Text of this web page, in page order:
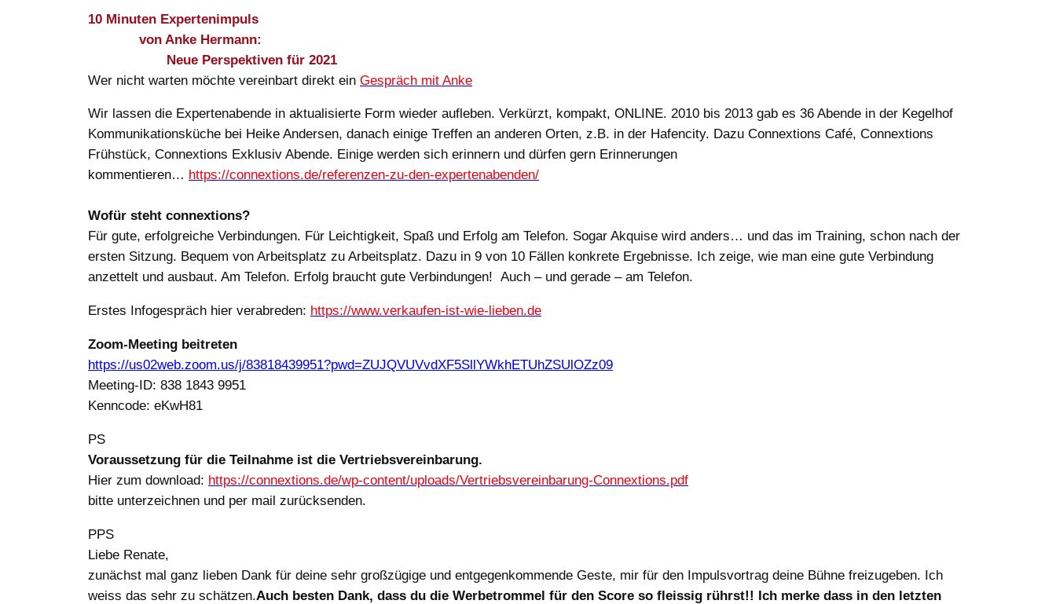
10 Minuten Expertenimpuls
von Anke Hermann:
Neue Perspektiven für 2021
Wer nicht warten möchte vereinbart direkt ein Gespräch mit Anke
Wir lassen die Expertenabende in aktualisierte Form wieder aufleben. Verkürzt, kompakt, ONLINE. 2010 bis 2013 gab es 36 Abende in der Kegelhof
Kommunikationsküche bei Heike Andersen, danach einige Treffen an anderen Orten, z.B. in der Hafencity. Dazu Connextions Café, Connextions
Frühstück, Connextions Exklusiv Abende. Einige werden sich erinnern und dürfen gern Erinnerungen
kommentieren… https://connextions.de/referenzen-zu-den-expertenabenden/
Wofür steht connextions?
Für gute, erfolgreiche Verbindungen. Für Leichtigkeit, Spaß und Erfolg am Telefon. Sogar Akquise wird anders… und das im Training, schon nach der
ersten Sitzung. Bequem von Arbeitsplatz zu Arbeitsplatz. Dazu in 9 von 10 Fällen konkrete Ergebnisse. Ich zeige, wie man eine gute Verbindung
anzettelt und ausbaut. Am Telefon. Erfolg braucht gute Verbindungen! Auch – und gerade – am Telefon.
Erstes Infogespräch hier verabreden: https://www.verkaufen-ist-wie-lieben.de
Zoom-Meeting beitreten
https://us02web.zoom.us/j/83818439951?pwd=ZUJQVUVvdXF5SllYWkhETUhZSUlOZz09
Meeting-ID: 838 1843 9951
Kenncode: eKwH81
PS
Voraussetzung für die Teilnahme ist die Vertriebsvereinbarung.
Hier zum download: https://connextions.de/wp-content/uploads/Vertriebsvereinbarung-Connextions.pdf
bitte unterzeichnen und per mail zurücksenden.
PPS
Liebe Renate,
zunächst mal ganz lieben Dank für deine sehr großzügige und entgegenkommende Geste, mir für den Impulsvortrag deine Bühne freizugeben. Ich
weiss das sehr zu schätzen.Auch besten Dank, dass du die Werbetrommel für den Score so fleissig rührst!! Ich merke dass in den letzten